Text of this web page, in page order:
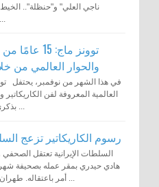
توونز ماج:
والحوار العالمي من
العالمية المعروفة لفن
بذكرى مرور 15 عامًا على تأسيسها. منذ ...
رسوم الكاريكاتير تزعج
السلطات الإيرانية تعتقل الصحفي
هادي حيدري بمقر عمله بصحيفة
أمر باعتقاله. طهران – اعتقل الصحفي ...